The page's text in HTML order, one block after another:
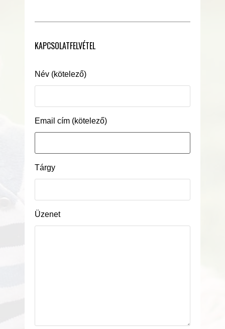
KAPCSOLATFELVÉTEL
Név (kötelező)
Email cím (kötelező)
Tárgy
Üzenet